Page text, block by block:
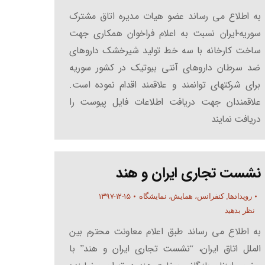
به اطلاع می رساند عضو هیات مدیره اتاق مشترک
سوریه-ایران نسبت به اعلام فراخوان همکاری جهت
ساخت کارخانه با سه خط تولید شیرخشک داروهای
ضد سرطان داروهای آنتی بیوتیک در کشور سوریه
برای شرکتهای توانمند و علاقمند اقدام نموده است.
علاقمندان جهت دریافت اطلاعات فایل پیوست را
دریافت نمایند
نشست تجاری ایران و هند
رویدادها,کنفرانس، همایش، نمایشگاه ۱۳۹۷-۱۲-۱۵
نظر بدهید
به اطلاع می رساند طبق اعلام معاونت محترم بین
الملل اتاق ایران، “نشست تجاری ایران و هند” با